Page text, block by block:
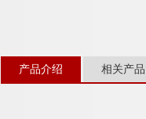
产品介绍 相关产品